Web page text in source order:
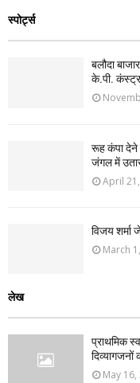
स्पोर्ट्स
बलौदा
के.पी.
रूह कंपा देने
जंगल में
April
विजय
March
लेख
प्राथमिक
दिव्यागजनों
May 16,